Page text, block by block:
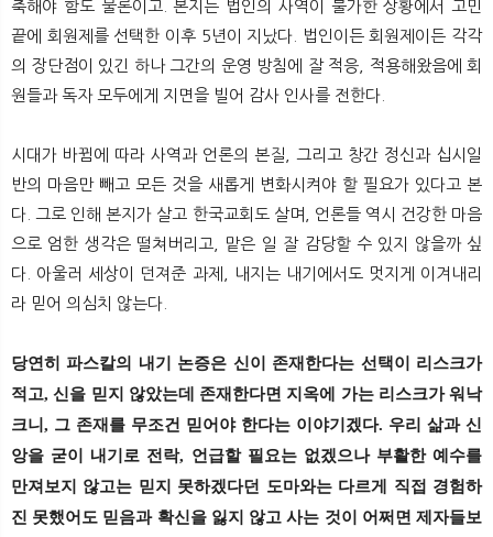
축해야 함도 물론이고. 본지는 법인의 사역이 불가한 상황에서 고민
끝에 회원제를 선택한 이후 5년이 지났다. 법인이든 회원제이든 각각
의 장단점이 있긴 하나 그간의 운영 방침에 잘 적응, 적용해왔음에 회
원들과 독자 모두에게 지면을 빌어 감사 인사를 전한다.
시대가 바뀜에 따라 사역과 언론의 본질, 그리고 창간 정신과 십시일
반의 마음만 빼고 모든 것을 새롭게 변화시켜야 할 필요가 있다고 본
다. 그로 인해 본지가 살고 한국교회도 살며, 언론들 역시 건강한 마음
으로 엄한 생각은 떨쳐버리고, 맡은 일 잘 감당할 수 있지 않을까 싶
다. 아울러 세상이 던져준 과제, 내지는 내기에서도 멋지게 이겨내리
라 믿어 의심치 않는다.
당연히 파스칼의 내기 논증은 신이 존재한다는 선택이 리스크가
적고, 신을 믿지 않았는데 존재한다면 지옥에 가는 리스크가 워낙
크니, 그 존재를 무조건 믿어야 한다는 이야기겠다. 우리 삶과 신
앙을 굳이 내기로 전락, 언급할 필요는 없겠으나 부활한 예수를
만져보지 않고는 믿지 못하겠다던 도마와는 다르게 직접 경험하
진 못했어도 믿음과 확신을 잃지 않고 사는 것이 어쩌면 제자들보